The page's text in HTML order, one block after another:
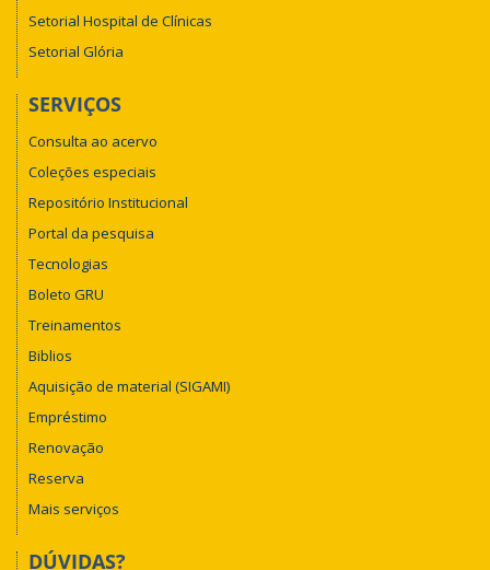
Setorial Hospital de Clínicas
Setorial Glória
SERVIÇOS
Consulta ao acervo
Coleções especiais
Repositório Institucional
Portal da pesquisa
Tecnologias
Boleto GRU
Treinamentos
Biblios
Aquisição de material (SIGAMI)
Empréstimo
Renovação
Reserva
Mais serviços
DÚVIDAS?